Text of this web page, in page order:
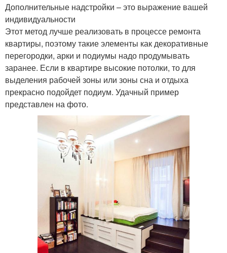
Дополнительные надстройки – это выражение вашей
индивидуальности
Этот метод лучше реализовать в процессе ремонта
квартиры, поэтому такие элементы как декоративные
перегородки, арки и подиумы надо продумывать
заранее. Если в квартире высокие потолки, то для
выделения рабочей зоны или зоны сна и отдыха
прекрасно подойдет подиум. Удачный пример
представлен на фото.